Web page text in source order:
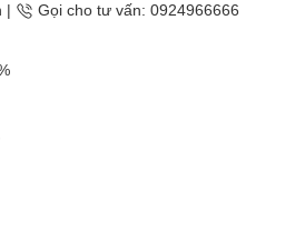
| Gọi cho tư vấn: 0924966666